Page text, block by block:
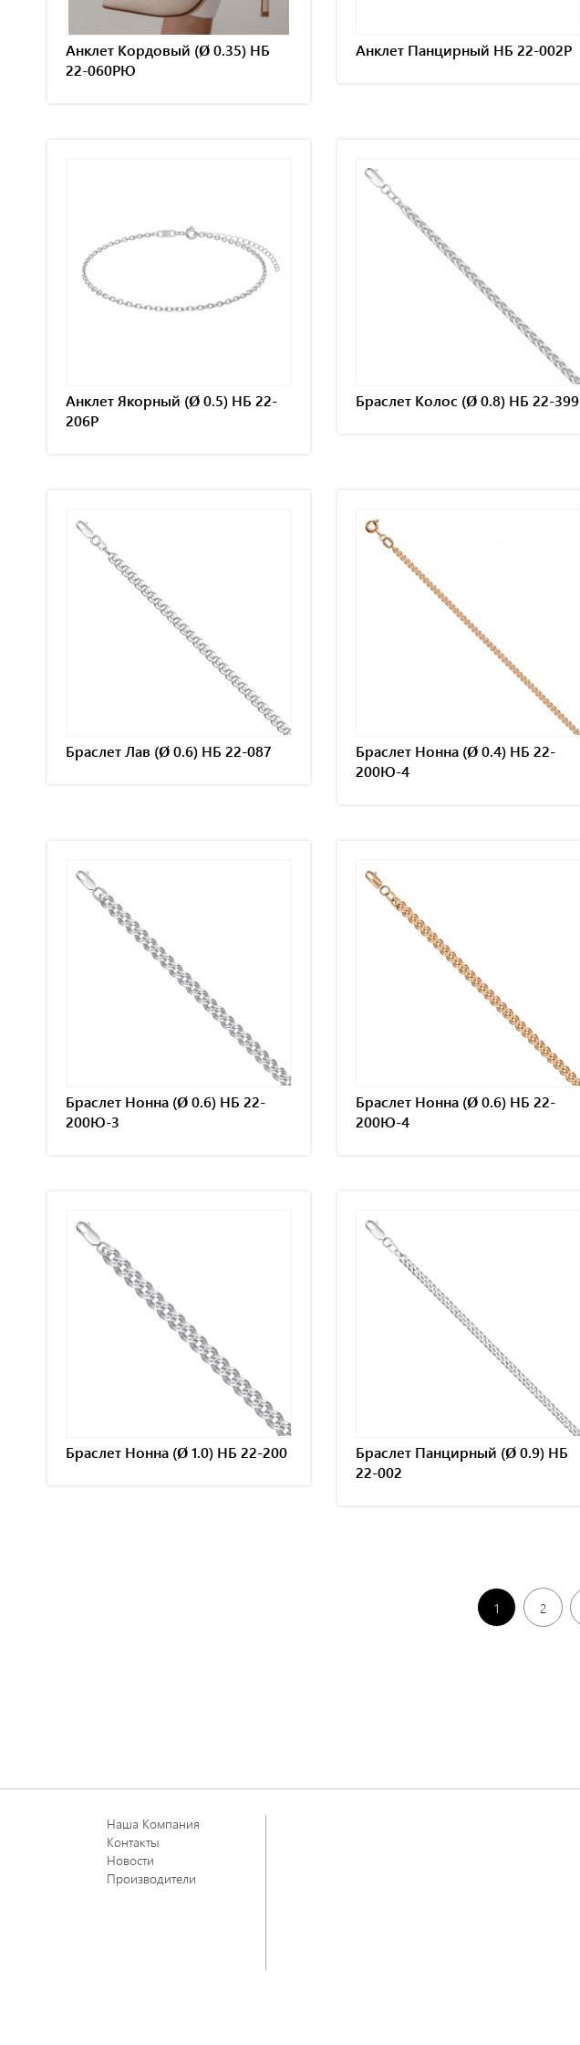
Анклет Кордовый (Ø 0.35) НБ
22-060РЮ
Анклет Панцирный НБ 22-002Р
Анклет Якорный (Ø 0.5) НБ 22-
206Р
Браслет Колос (Ø 0.8) НБ 22-399
Браслет Лав (Ø 0.6) НБ 22-087
Браслет Нонна (Ø 0.4) НБ 22-
200Ю-4
Браслет Нонна (Ø 0.6) НБ 22-
200Ю-3
Браслет Нонна (Ø 0.6) НБ 22-
200Ю-4
Браслет Нонна (Ø 1.0) НБ 22-200
Браслет Панцирный (Ø 0.9) НБ
22-002
1 2
Наша Компания
Контакты
Новости
Производители